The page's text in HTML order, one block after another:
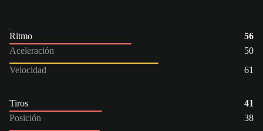
Ritmo
56
Aceleración
50
Velocidad
61
Tiros
41
Posición
38